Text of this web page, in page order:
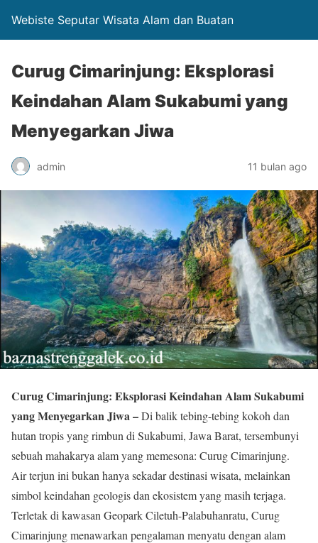
Webiste Seputar Wisata Alam dan Buatan
Curug Cimarinjung: Eksplorasi
Keindahan Alam Sukabumi yang
Menyegarkan Jiwa
admin 11 bulan ago
Curug Cimarinjung: Eksplorasi Keindahan Alam Sukabumi
yang Menyegarkan Jiwa –Di balik tebing-tebing kokoh dan
hutan tropis yang rimbun di Sukabumi, Jawa Barat, tersembunyi
sebuah mahakarya alam yang memesona: Curug Cimarinjung.
Air terjun ini bukan hanya sekadar destinasi wisata, melainkan
simbol keindahan geologis dan ekosistem yang masih terjaga.
Terletak di kawasan Geopark Ciletuh-Palabuhanratu, Curug
Cimarinjung menawarkan pengalaman menyatu dengan alam